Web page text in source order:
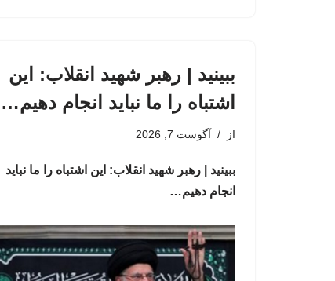
ببینید | رهبر شهید انقلاب: این
اشتباه را ما نباید انجام دهیم…
از آگوست 7, 2026
ببینید | رهبر شهید انقلاب: این اشتباه را ما نباید
انجام دهیم…